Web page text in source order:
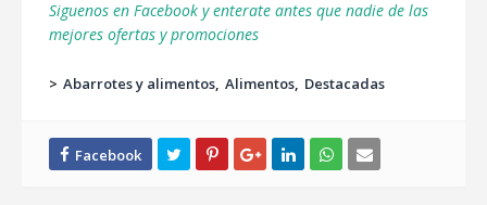
Siguenos en Facebook y enterate antes que nadie de las
mejores ofertas y promociones
> Abarrotes y alimentos Alimentos Destacadas